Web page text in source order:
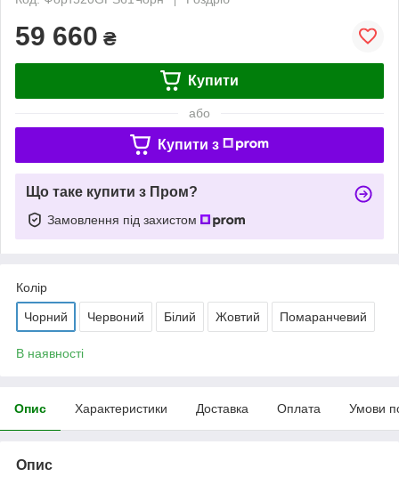
59 660 ₴
Купити
або
Купити з
Що таке купити з Пром?
Замовлення під захистом
Колір
Чорний Червоний Білий Жовтий Помаранчевий
В наявності
Опис Характеристики Доставка Оплата Умови
Опис